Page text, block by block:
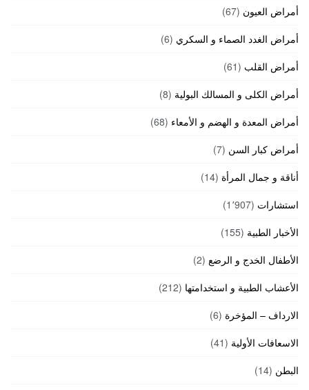
أمراض العيون (67)
أمراض الغدد الصماء و السكري (6)
أمراض القلب (61)
أمراض الكلى و المسالك البولية (8)
أمراض المعدة و الهضم و الأمعاء (68)
أمراض كبار السن (7)
أناقة و جمال المرأة (14)
استشارات (1٬907)
الأخبار الطبية (155)
الأطفال الخدج و الرضع (2)
الأعشاب الطبية و استخدامتها (212)
الارداف – المؤخرة (6)
الاسعافات الأولية (41)
البطن (14)